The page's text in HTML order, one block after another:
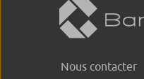
Nous contacter